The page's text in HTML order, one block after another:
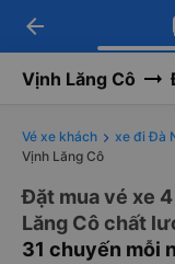
-
arrow_back
Vịnh Lăng Cô
Vé xe khách xe đi Đà
Vịnh Lăng Cô
Đặt mua vé xe
Lăng Cô chất
31 chuyến mỗi